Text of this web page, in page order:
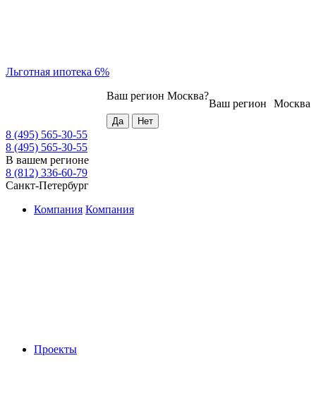
Льготная ипотека 6%
Москва
Ваш регион
Ваш регион Москва?
8 (495) 565-30-55
8 (495) 565-30-55
В вашем регионе
8 (812) 336-60-79
Санкт-Петербург
Компания Компания
Проекты